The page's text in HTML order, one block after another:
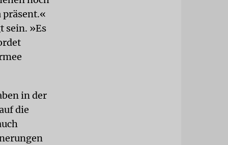
präsent.«
sein. »Es
in der
die